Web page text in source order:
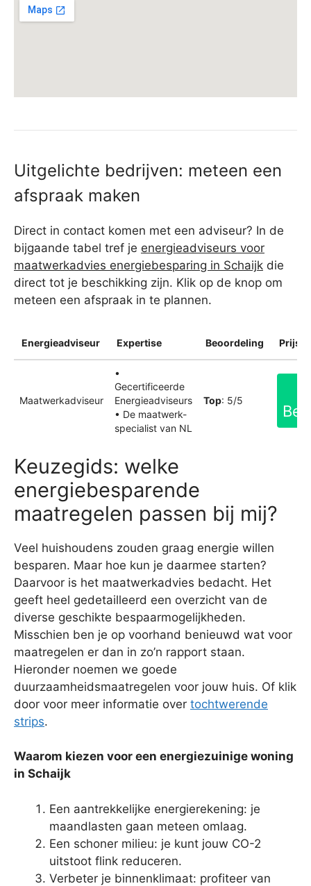
Uitgelichte bedrijven: meteen een
afspraak maken
Direct in contact komen met een adviseur? In de
bijgaande tabel tref je energieadviseurs voor
maatwerkadvies energiebesparing in Schaijk die
direct tot je beschikking zijn. Klik op de knop om
meteen een afspraak in te plannen.
Energieadviseur Expertise Beoordeling
Maatwerkadviseur
•
Gecertificeerde
Energieadviseurs
• De maatwerk-
specialist van NL
Top: 5/5
Keuzegids: welke
energiebesparende
maatregelen passen bij mij?
Veel huishoudens zouden graag energie willen
besparen. Maar hoe kun je daarmee starten?
Daarvoor is het maatwerkadvies bedacht. Het
geeft heel gedetailleerd een overzicht van de
diverse geschikte bespaarmogelijkheden.
Misschien ben je op voorhand benieuwd wat voor
maatregelen er dan in zo’n rapport staan.
Hieronder noemen we goede
duurzaamheidsmaatregelen voor jouw huis. Of klik
door voor meer informatie over tochtwerende
strips.
Waarom kiezen voor een energiezuinige woning
in Schaijk
Een aantrekkelijke energierekening: je
maandlasten gaan meteen omlaag.
Een schoner milieu: je kunt jouw CO-2
uitstoot flink reduceren.
Verbeter je binnenklimaat: profiteer van